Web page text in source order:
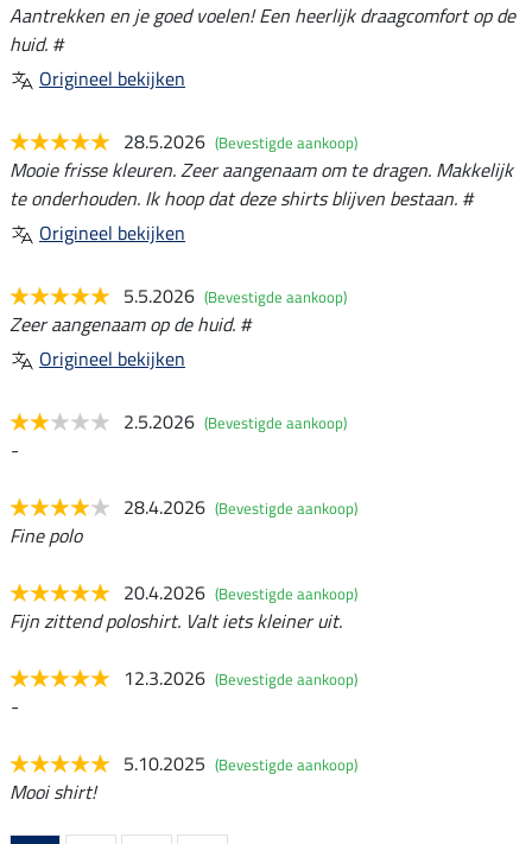
Aantrekken en je goed voelen! Een heerlijk draagcomfort op de
huid. #
Origineel bekijken
28.5.2026 (Bevestigde aankoop)
Mooie frisse kleuren. Zeer aangenaam om te dragen. Makkelijk
te onderhouden. Ik hoop dat deze shirts blijven bestaan. #
Origineel bekijken
5.5.2026 (Bevestigde aankoop)
Zeer aangenaam op de huid. #
Origineel bekijken
2.5.2026 (Bevestigde aankoop)
-
28.4.2026 (Bevestigde aankoop)
Fine polo
20.4.2026 (Bevestigde aankoop)
Fijn zittend poloshirt. Valt iets kleiner uit.
12.3.2026 (Bevestigde aankoop)
-
5.10.2025 (Bevestigde aankoop)
Mooi shirt!